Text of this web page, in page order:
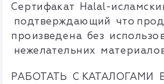
Сертифакат Halal-
подтверждающий что
произведена без
нежелательних
РАБОТАТЬ С КАТАЛОГАМИ